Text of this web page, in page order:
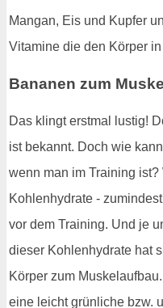
Mangan, Eis und Kupfer
Vitamine die den Körper
Bananen zum
Das klingt erstmal lustig!
ist bekannt. Doch wie
wenn man im Training
Kohlenhydrate -
vor dem Training. Und je
dieser Kohlenhydrate hat
Körper zum
eine leicht grünliche bzw.